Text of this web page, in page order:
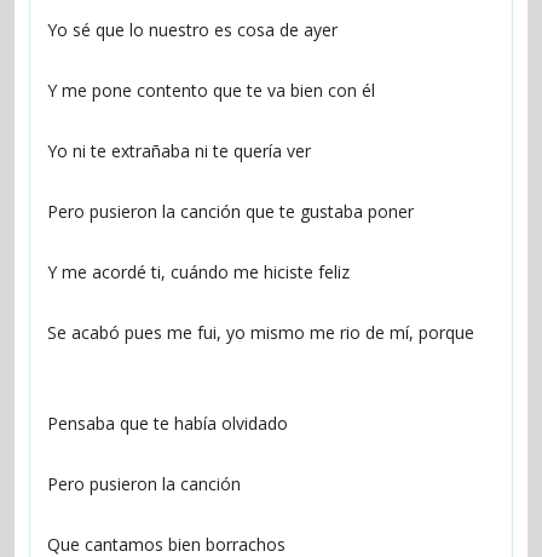
Yo sé que lo nuestro es cosa de ayer
Y me pone contento que te va bien con él
Yo ni te extrañaba ni te quería ver
Pero pusieron la canción que te gustaba poner
Y me acordé ti, cuándo me hiciste feliz
Se acabó pues me fui, yo mismo me rio de mí, porque
Pensaba que te había olvidado
Pero pusieron la canción
Que cantamos bien borrachos